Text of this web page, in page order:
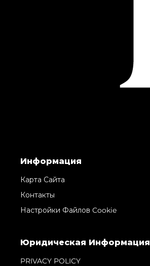
Информация
Карта Сайта
Контакты
Настройки Файлов Cookie
Юридическая Информация
PRIVACY POLICY